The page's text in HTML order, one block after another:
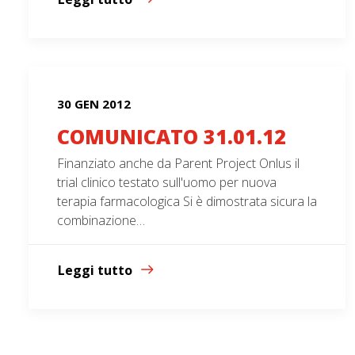
30 GEN 2012
COMUNICATO 31.01.12
Finanziato anche da Parent Project Onlus il
trial clinico testato sull'uomo per nuova
terapia farmacologica Si è dimostrata sicura la
combinazione…
Leggi tutto